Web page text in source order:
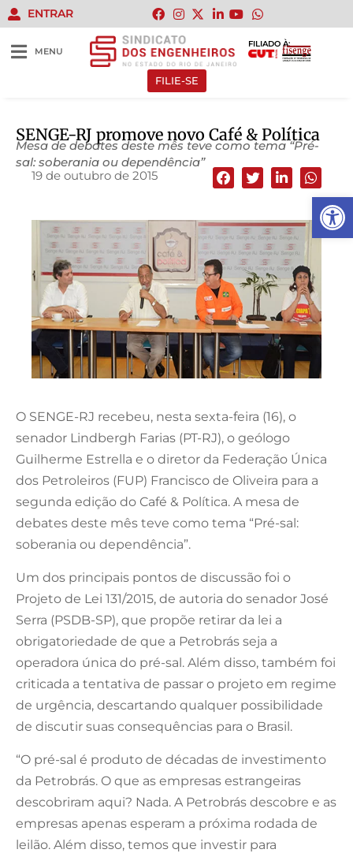
Abrir
ENTRAR
MENU
FILIADO À:
FILIE-SE
SENGE-RJ promove novo Café & Política
Mesa de debates deste mês teve como tema “Pré-
sal: soberania ou dependência”
19 de outubro de 2015
O SENGE-RJ recebeu, nesta sexta-feira (16), o
senador Lindbergh Farias (PT-RJ), o geólogo
Guilherme Estrella e o diretor da Federação Única
dos Petroleiros (FUP) Francisco de Oliveira para a
segunda edição do Café & Política. A mesa de
debates deste mês teve como tema “Pré-sal:
soberania ou dependência”.
Um dos principais pontos de discussão foi o
Projeto de Lei 131/2015, de autoria do senador José
Serra (PSDB-SP), que propõe retirar da lei a
obrigatoriedade de que a Petrobrás seja a
operadora única do pré-sal. Além disso, também foi
criticada a tentativa de passar o projeto em regime
de urgência, descartando qualquer possibilidade
de discutir suas consequências para o Brasil.
“O pré-sal é produto de décadas de investimento
da Petrobrás. O que as empresas estrangeiras
descobriram aqui? Nada. A Petrobrás descobre e as
empresas apenas esperam a próxima rodada de
leilão. Além disso, temos que investir para